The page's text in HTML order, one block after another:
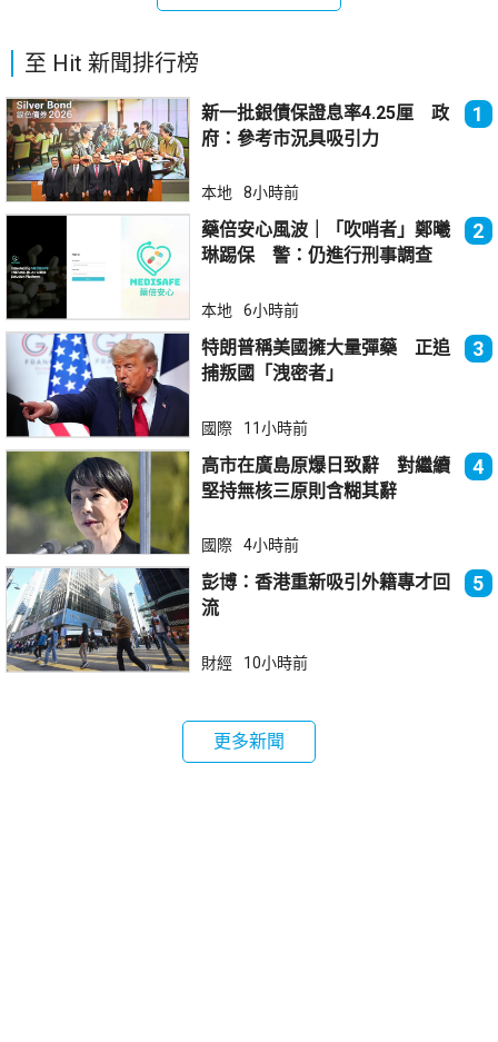
至 Hit 新聞排行榜
新一批銀債保證息率4.25厘 政
府：參考市況具吸引力
1
本地 8小時前
藥倍安心風波｜「吹哨者」鄭曦
琳踢保 警：仍進行刑事調查
2
本地 6小時前
特朗普稱美國擁大量彈藥 正追
捕叛國「洩密者」
3
國際 11小時前
高市在廣島原爆日致辭 對繼續
堅持無核三原則含糊其辭
4
國際 4小時前
彭博：香港重新吸引外籍專才回
流
5
財經 10小時前
更多新聞